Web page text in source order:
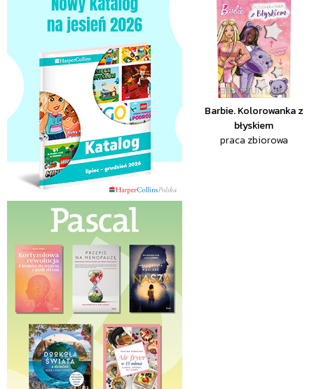
Barbie. Kolorowanka z
błyskiem
praca zbiorowa